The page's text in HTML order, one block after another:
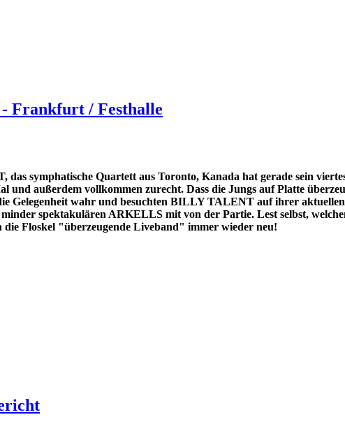
Frankfurt / Festhalle
symphatische Quartett aus Toronto, Kanada hat gerade sein
und außerdem vollkommen zurecht. Dass die Jungs auf Platte
Gelegenheit wahr und besuchten BILLY TALENT auf ihrer
spektakulären ARKELLS mit von der Partie. Lest selbst,
Floskel "überzeugende Liveband" immer wieder neu!